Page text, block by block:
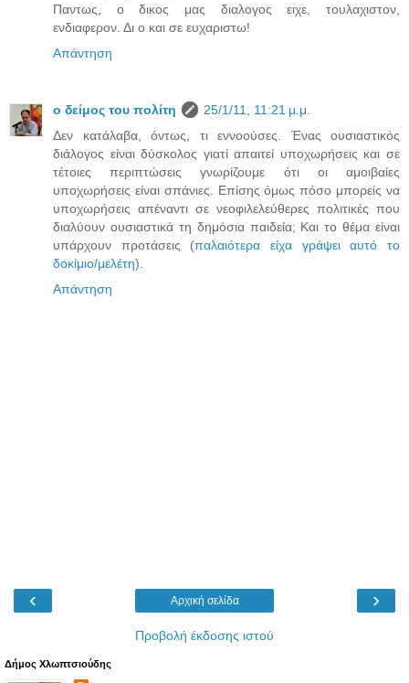
Παντως, ο δικος μας διαλογος ειχε, τουλαχιστον,
ενδιαφερον. Δι ο και σε ευχαριστω!
Απάντηση
ο δείμος του πολίτη
25/1/11, 11:21 μ.μ.
Δεν κατάλαβα, όντως, τι εννοούσες. Ένας ουσιαστικός
διάλογος είναι δύσκολος γιατί απαιτεί υποχωρήσεις και σε
τέτοιες περιπτώσεις γνωρίζουμε ότι οι αμοιβαίες
υποχωρήσεις είναι σπάνιες. Επίσης όμως πόσο μπορείς να
υποχωρήσεις απέναντι σε νεοφιλελεύθερες πολιτικές που
διαλύουν ουσιαστικά τη δημόσια παιδεία; Και το θέμα είναι
υπάρχουν προτάσεις (παλαιότερα είχα γράψει αυτό το
δοκίμιο/μελέτη).
Απάντηση
‹ ›
Αρχική σελίδα
Προβολή έκδοσης ιστού
Δήμος Χλωπτσιούδης